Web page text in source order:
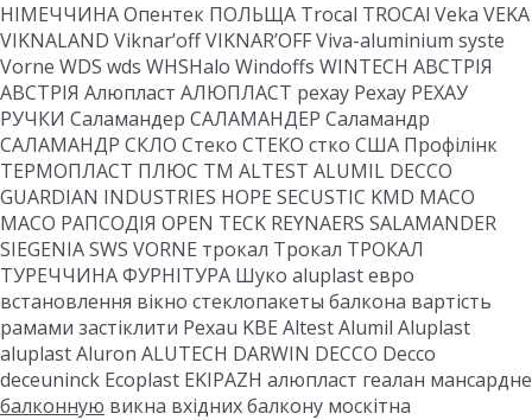
НІМЕЧЧИНА Опентек ПОЛЬЩА Trocal TROCAl Veka VEKA
VIKNALAND Viknar’off VIKNAR’OFF Viva-aluminium syste
Vorne WDS wds WHSHalo Windoffs WINTECH АВСТРІЯ
АВСТРІЯ Алюпласт АЛЮПЛАСТ рехау Рехау РЕХАУ
РУЧКИ Саламандер САЛАМАНДЕР Саламандр
САЛАМАНДР СКЛО Стеко СТЕКО стко США Профілінк
ТЕРМОПЛАСТ ПЛЮС ТМ ALTEST ALUMIL DECCO
GUARDIAN INDUSTRIES HOPE SECUSTIC KMD MACO
MACO РАПСОДІЯ OPEN TECK REYNAERS SALAMANDER
SIEGENIA SWS VORNE трокал Трокал ТРОКАЛ
ТУРЕЧЧИНА ФУРНІТУРА Шуко aluplast евро
встановлення вікно стеклопакеты балкона вартість
рамами застіклити Рехаu KBE Altest Alumil Aluplast
aluplast Aluron ALUTECH DARWIN DECCO Decco
deceuninck Ecoplast EKIPAZH алюпласт геалан мансардне
балконную викна вхідних балкону москітна